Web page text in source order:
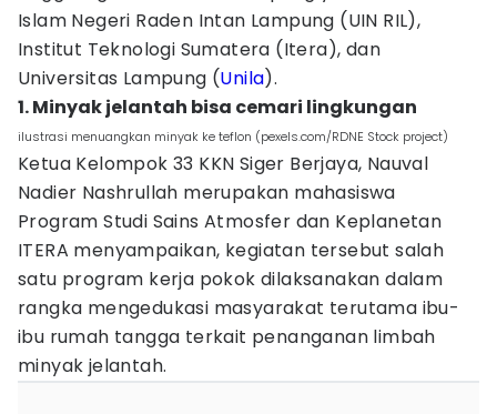
Islam Negeri Raden Intan Lampung (UIN RIL),
Institut Teknologi Sumatera (Itera), dan
Universitas Lampung (Unila).
1. Minyak jelantah bisa cemari lingkungan
ilustrasi menuangkan minyak ke teflon (pexels.com/RDNE Stock project)
Ketua Kelompok 33 KKN Siger Berjaya, Nauval
Nadier Nashrullah merupakan mahasiswa
Program Studi Sains Atmosfer dan Keplanetan
ITERA menyampaikan, kegiatan tersebut salah
satu program kerja pokok dilaksanakan dalam
rangka mengedukasi masyarakat terutama ibu-
ibu rumah tangga terkait penanganan limbah
minyak jelantah.